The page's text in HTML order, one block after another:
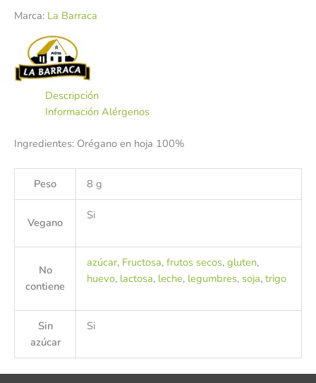
Marca: La Barraca
Descripción
Información Alérgenos
Ingredientes: Orégano en hoja 100%
Peso 8 g
Vegano
Si
No
contiene
azúcar, Fructosa, frutos secos, gluten,
huevo, lactosa, leche, legumbres, soja, trigo
Sin
azúcar
Si